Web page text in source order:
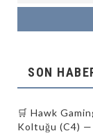
SON
🛒 Hawk
Koltuğu (C4)